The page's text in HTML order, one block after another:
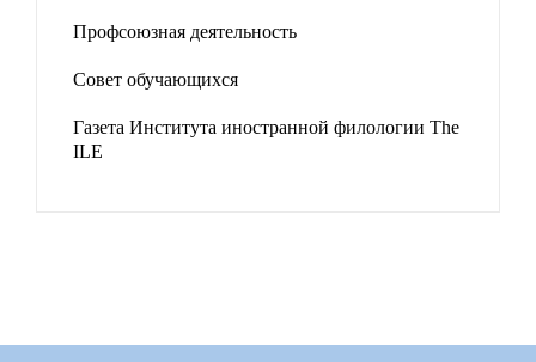
Профсоюзная деятельность
Совет обучающихся
Газета Института иностранной филологии The
ILE